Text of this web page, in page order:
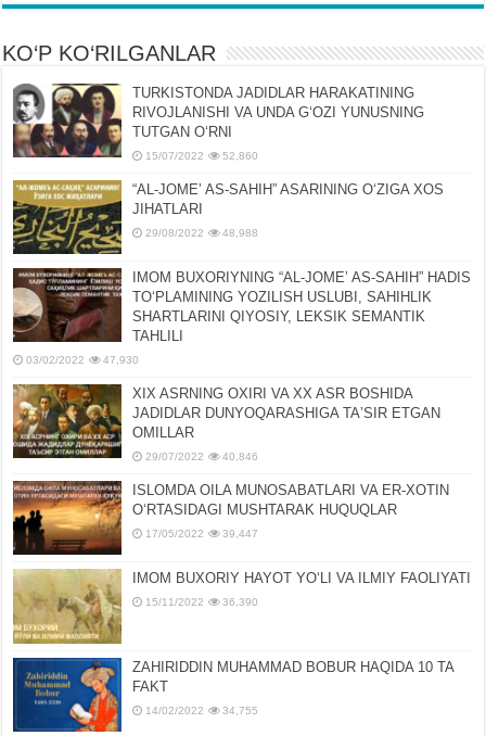
KO‘P KO‘RILGANLAR
TURKISTONDA JADIDLAR HARAKATINING
RIVOJLANISHI VA UNDA GʻOZI YUNUSNING
TUTGAN OʻRNI
15/07/2022 52,860
“AL-JOMEʼ AS-SAHIH” ASARINING OʻZIGA XOS
JIHATLARI
29/08/2022 48,988
IMOM BUXORIYNING “AL-JOMEʼ AS-SAHIH” HADIS
TOʻPLAMINING YOZILISH USLUBI, SAHIHLIK
SHARTLARINI QIYOSIY, LЕKSIK SЕMANTIK
TAHLILI
03/02/2022 47,930
XIX ASRNING OXIRI VA XX ASR BOSHIDA
JADIDLAR DUNYOQARASHIGA TAʼSIR ETGAN
OMILLAR
29/07/2022 40,846
ISLOMDA OILA MUNOSABATLARI VA ER-XOTIN
OʻRTASIDAGI MUSHTARAK HUQUQLAR
17/05/2022 39,447
IMOM BUXORIY HAYOT YOʻLI VA ILMIY FAOLIYATI
15/11/2022 36,390
ZAHIRIDDIN MUHAMMAD BOBUR HAQIDA 10 TA
FAKT
14/02/2022 34,755